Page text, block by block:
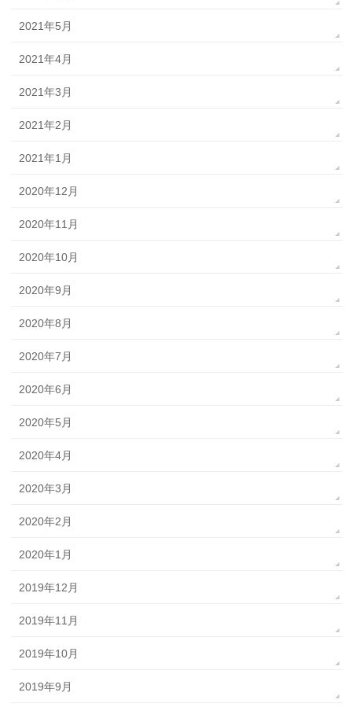
2021年5月
2021年4月
2021年3月
2021年2月
2021年1月
2020年12月
2020年11月
2020年10月
2020年9月
2020年8月
2020年7月
2020年6月
2020年5月
2020年4月
2020年3月
2020年2月
2020年1月
2019年12月
2019年11月
2019年10月
2019年9月